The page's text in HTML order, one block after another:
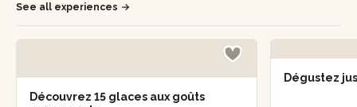
See all experiences
Découvrez 15 glaces aux goûts
Dégustez